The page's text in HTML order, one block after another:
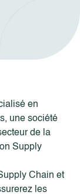
en
une société
de la
Supply
Chain et
les